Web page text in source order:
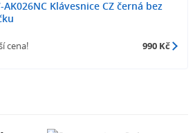
AK026NC Klávesnice CZ černá bez
cena! 990 Kč